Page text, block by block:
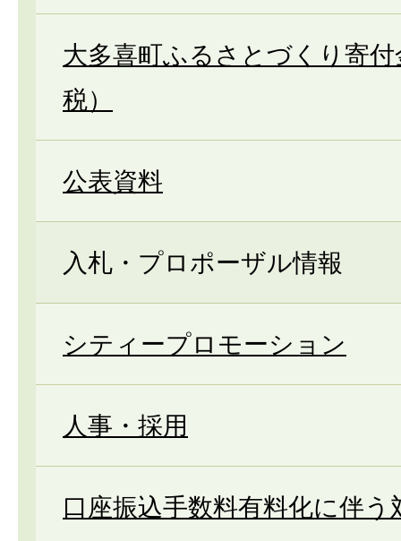
大多喜町ふるさとづくり寄
税）
公表資料
入札・プロポーザル情報
シティープロモーション
人事・採用
口座振込手数料有料化に伴